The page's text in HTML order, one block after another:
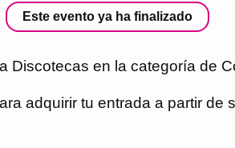
Este evento ya ha finalizado
Discotecas en la categoría de
adquirir tu entrada a partir de